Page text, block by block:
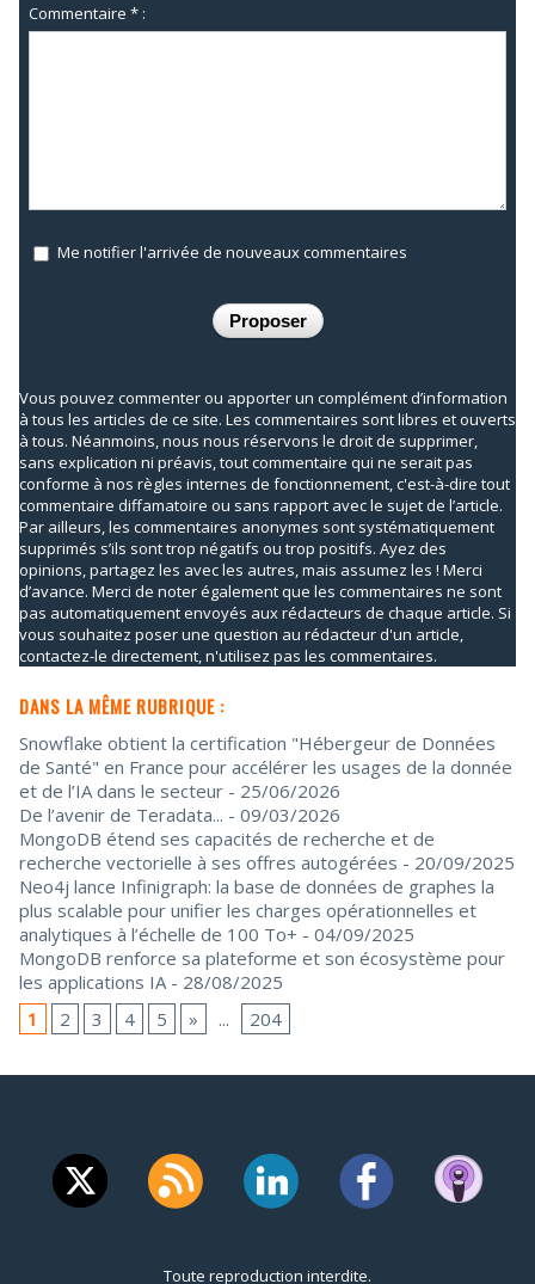
Commentaire * :
Me notifier l'arrivée de nouveaux commentaires
Vous pouvez commenter ou apporter un complément d’information
à tous les articles de ce site. Les commentaires sont libres et ouverts
à tous. Néanmoins, nous nous réservons le droit de supprimer,
sans explication ni préavis, tout commentaire qui ne serait pas
conforme à nos règles internes de fonctionnement, c'est-à-dire tout
commentaire diffamatoire ou sans rapport avec le sujet de l’article.
Par ailleurs, les commentaires anonymes sont systématiquement
supprimés s’ils sont trop négatifs ou trop positifs. Ayez des
opinions, partagez les avec les autres, mais assumez les ! Merci
d’avance. Merci de noter également que les commentaires ne sont
pas automatiquement envoyés aux rédacteurs de chaque article. Si
vous souhaitez poser une question au rédacteur d'un article,
contactez-le directement, n'utilisez pas les commentaires.
DANS LA MÊME RUBRIQUE :
Snowflake obtient la certification "Hébergeur de Données
de Santé" en France pour accélérer les usages de la donnée
et de l’IA dans le secteur - 25/06/2026
De l’avenir de Teradata... - 09/03/2026
MongoDB étend ses capacités de recherche et de
recherche vectorielle à ses offres autogérées - 20/09/2025
Neo4j lance Infinigraph: la base de données de graphes la
plus scalable pour unifier les charges opérationnelles et
analytiques à l’échelle de 100 To+ - 04/09/2025
MongoDB renforce sa plateforme et son écosystème pour
les applications IA - 28/08/2025
1
2 3 4 5 » ... 204
Toute reproduction interdite.